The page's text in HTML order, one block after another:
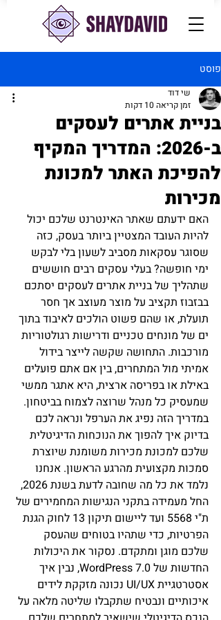
פוסט
בניית אתרים לעסקים
ב-2026: המדריך המקיף
להפיכת האתר למכונת
מכירות
שי דוד
זמן קריאה 10 דקות
האם ידעתם שאתר האינטרנט שלכם יכול
להיות העובד המצטיין ביותר בעסק, כזה
שסוגר עסקאות מסביב לשעון בלי לבקש
ימי חופשה? בעלי עסקים רבים חוששים
שתהליך של בניית אתרים לעסקים יסתכם
בבזבוז תקציב על מוצר מעוצב אך חסר
תועלת, או שהם פשוט הולכים לאיבוד בתוך
ים של מונחים טכניים ודרישות רגולטוריות
מורכבות. התחושה שקשה לייצר בידול
אמיתי מול המתחרים, בין אם אתם פועלים
באילת או בפריסה ארצית, היא אתגר ממשי
שמעסיק כל מנהל שרוצה לצמוח בביטחון.
במדריך הזה נפיג את הערפל ונראה לכם
בדיוק איך להפוך את הנוכחות הדיגיטלית
שלכם למכונת מכירות משומנת שיוצרת
סמכות מקצועית מהרגע הראשון. אנחנו
נלמד את כל מה שחובה לדעת בשנת 2026,
החל מעמידה בתקני הנגישות המחמירים של
ת"י 5568 ועד ליישום תיקון 13 לחוק הגנת
הפרטיות, כדי שתהיו בטוחים שהעסק
שלכם מוגן ומתקדם. נסקור את היכולות
החדשות של WordPress 7.0, נבין איך
אסטרטגיית UI/UX נכונה מזקקת לידים
איכותיים ונבטיח שתקבלו שליטה מלאה על